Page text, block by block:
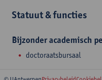
Statuut & functies
Bijzonder academisch
doctoraatsbursaal